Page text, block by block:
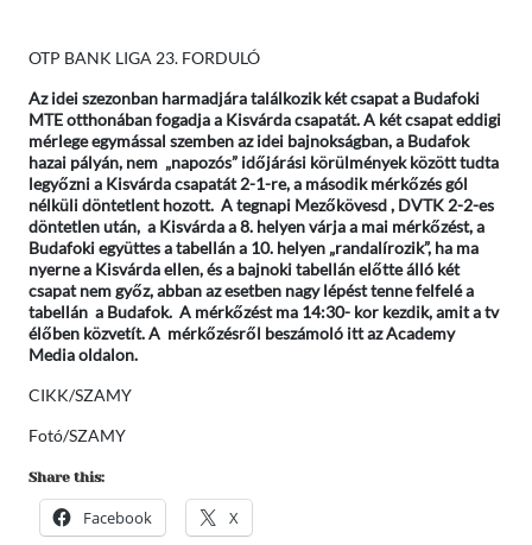
OTP BANK LIGA 23. FORDULÓ
Az idei szezonban harmadjára találkozik két csapat a Budafoki
MTE otthonában fogadja a Kisvárda csapatát. A két csapat eddigi
mérlege egymással szemben az idei bajnokságban, a Budafok
hazai pályán, nem „napozós” időjárási körülmények között tudta
legyőzni a Kisvárda csapatát 2-1-re, a második mérkőzés gól
nélküli döntetlent hozott. A tegnapi Mezőkövesd , DVTK 2-2-es
döntetlen után, a Kisvárda a 8. helyen várja a mai mérkőzést, a
Budafoki együttes a tabellán a 10. helyen „randalírozik”, ha ma
nyerne a Kisvárda ellen, és a bajnoki tabellán előtte álló két
csapat nem győz, abban az esetben nagy lépést tenne felfelé a
tabellán a Budafok. A mérkőzést ma 14:30- kor kezdik, amit a tv
élőben közvetít. A mérkőzésről beszámoló itt az Academy
Media oldalon.
CIKK/SZAMY
Fotó/SZAMY
Share this:
Facebook X